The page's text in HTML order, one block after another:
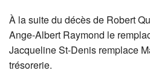
À la suite du décès de Robert
Ange-Albert Raymond le
Jacqueline St-Denis remplace
trésorerie.